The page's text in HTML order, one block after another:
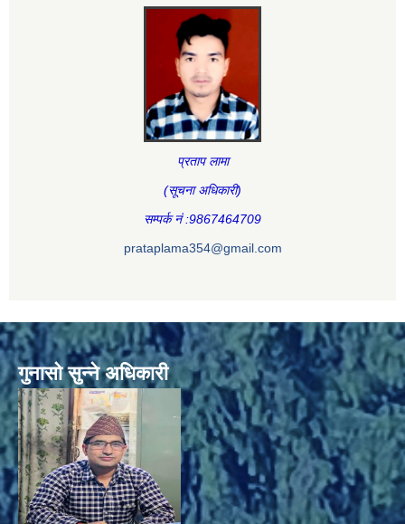
प्रताप लामा
(सूचना अधिकारी)
सम्पर्क नं :9867464709
prataplama354@gmail.com
गुनासो सुन्ने अधिकारी